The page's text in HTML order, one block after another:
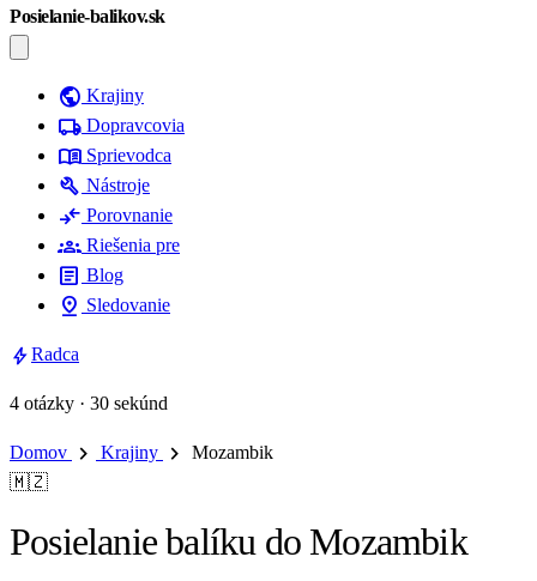
Posielanie-balikov.sk
public Krajiny
local_shipping Dopravcovia
menu_book Sprievodca
build Nástroje
compare_arrows Porovnanie
groups Riešenia pre
article Blog
pin_drop Sledovanie
boltRadca
4 otázky · 30 sekúnd
Domov chevron_right Krajiny chevron_right
Mozambik
🇲🇿
Posielanie balíku do Mozambik